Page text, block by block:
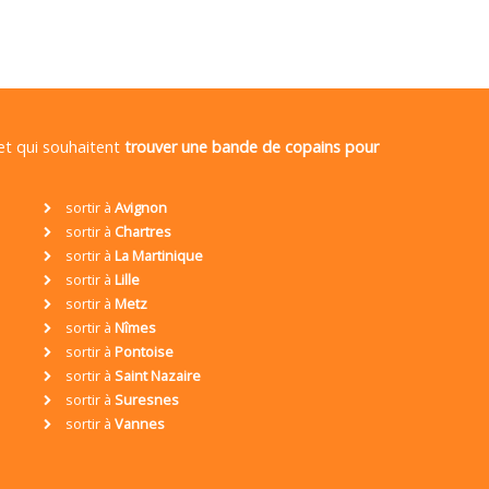
qui souhaitent trouver une bande de copains pour
sortir à Avignon
sortir à Chartres
sortir à La Martinique
sortir à Lille
sortir à Metz
sortir à Nîmes
sortir à Pontoise
sortir à Saint Nazaire
sortir à Suresnes
sortir à Vannes